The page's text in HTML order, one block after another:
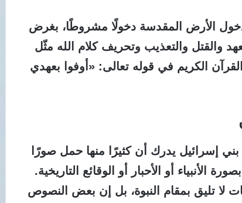
الأرض المقدسة دخولًا مشروطًا، بغرض
والقتل والتعذيب وتحريف كلام الله مثّل
الكريم في قوله تعالى: «أوفوا بعهدي
إسرائيل يدرك أن كثيرًا منها حمل صورًا
الأنبياء أو الأحبار أو الوقائع التاريخية.
لا تليق بمقام النبوة، بل إن بعض النصوص